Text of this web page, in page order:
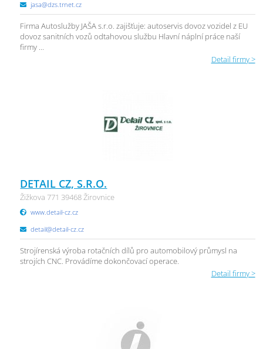
jasa@dzs.trnet.cz
Firma Autoslužby JAŠA s.r.o. zajišťuje: autoservis dovoz vozidel z EU
dovoz sanitních vozů odtahovou službu Hlavní náplní práce naší
firmy ...
Detail firmy >
DETAIL CZ, S.R.O.
Žižkova 771 39468 Žirovnice
www.detail-cz.cz
detail@detail-cz.cz
Strojírenská výroba rotačních dílů pro automobilový průmysl na
strojích CNC. Provádíme dokončovací operace.
Detail firmy >